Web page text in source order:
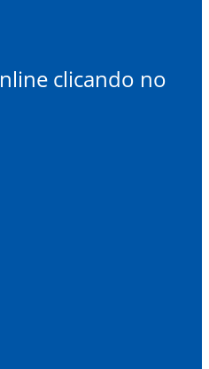
clicando no